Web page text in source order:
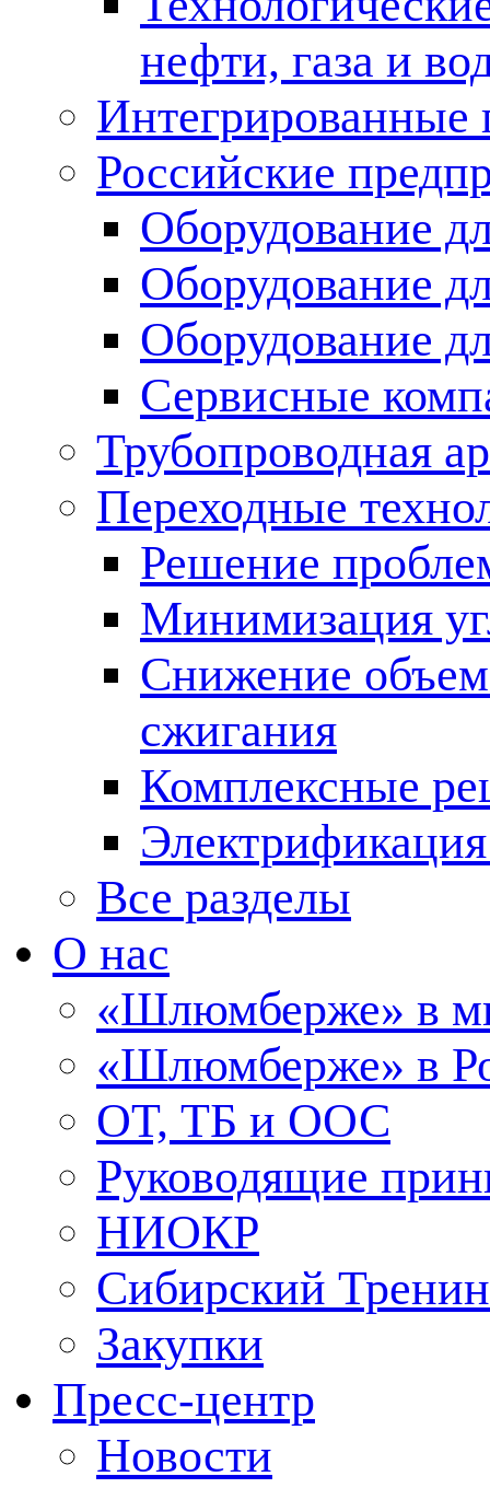
нефти, газа и
Российские
Оборудование
Оборудование
Оборудование
Сервисные
Трубопроводная
Переходные
Решение
Минимизация
Снижение
сжигания
Комплексные
Все разделы
О нас
«Шлюмберже» в
«Шлюмберже» в
ОТ, ТБ и ООС
Руководящие
НИОКР
Сибирский
Закупки
Пресс-центр
Новости